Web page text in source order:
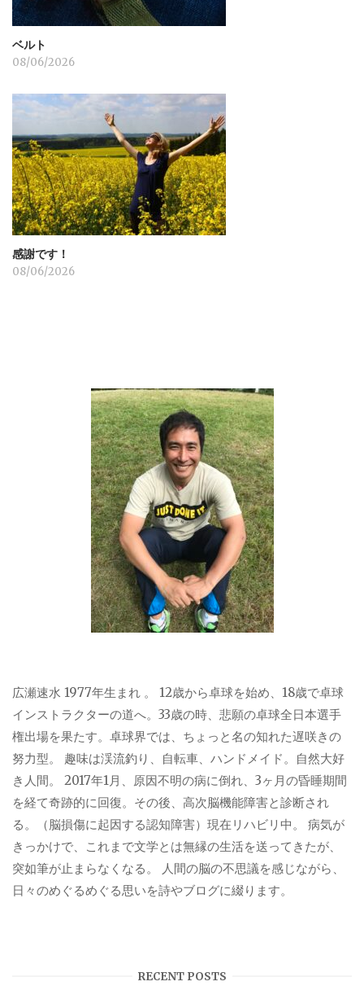
ベルト
08/06/2026
感謝です！
08/06/2026
広瀬速水 1977年生まれ 。 12歳から卓球を始め、18歳で卓球
インストラクターの道へ。33歳の時、悲願の卓球全日本選手
権出場を果たす。卓球界では、ちょっと名の知れた遅咲きの
努力型。 趣味は渓流釣り、自転車、ハンドメイド。自然大好
き人間。 2017年1月、原因不明の病に倒れ、3ヶ月の昏睡期間
を経て奇跡的に回復。その後、高次脳機能障害と診断され
る。（脳損傷に起因する認知障害）現在リハビリ中。 病気が
きっかけで、これまで文学とは無縁の生活を送ってきたが、
突如筆が止まらなくなる。 人間の脳の不思議を感じながら、
日々のめぐるめぐる思いを詩やブログに綴ります。
RECENT POSTS